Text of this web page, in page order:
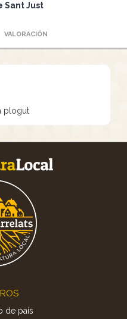
Sant Just
VALORACIÓN
plogut
de país